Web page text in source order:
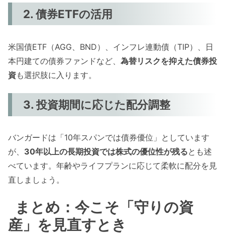
2. 債券ETFの活用
米国債ETF（AGG、BND）、インフレ連動債（TIP）、日
本円建ての債券ファンドなど、 為替リスクを抑えた債券投
資も選択肢に入ります。
3. 投資期間に応じた配分調整
バンガードは「10年スパンでは債券優位」としています
が、 30年以上の長期投資では株式の優位性が残るとも述
べています。年齢やライフプランに応じて柔軟に配分を見
直しましょう。
まとめ：今こそ「守りの資
産」を見直すとき